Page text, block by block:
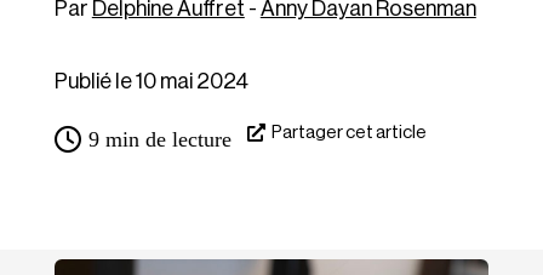
Delphine Auffret - Anny Dayan Rosenman
Publié le 10 mai 2024
9 min de lecture Partager cet article